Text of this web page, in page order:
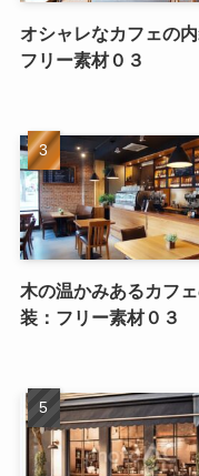
オシャレなカフェの内
フリー素材０３
木の温かみあるカフ
装：フリー素材０３